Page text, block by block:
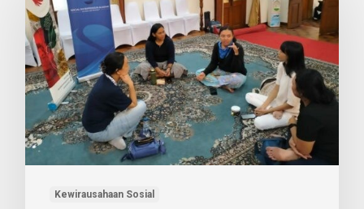
Kewirausahaan Sosial
Block
Pengusaha
Pemula
Bersama
SEA